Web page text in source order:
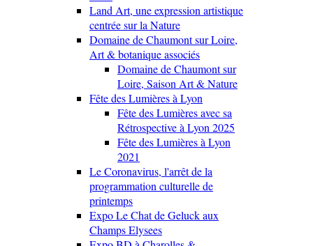
Land Art, une expression artistique
centrée sur la Nature
Domaine de Chaumont sur Loire,
Art & botanique associés
Domaine de Chaumont sur
Loire, Saison Art & Nature
Fête des Lumières à Lyon
Fête des Lumières avec sa
Rétrospective à Lyon 2025
Fête des Lumières à Lyon
2021
Le Coronavirus, l'arrêt de la
programmation culturelle de
printemps
Expo Le Chat de Geluck aux
Champs Elysees